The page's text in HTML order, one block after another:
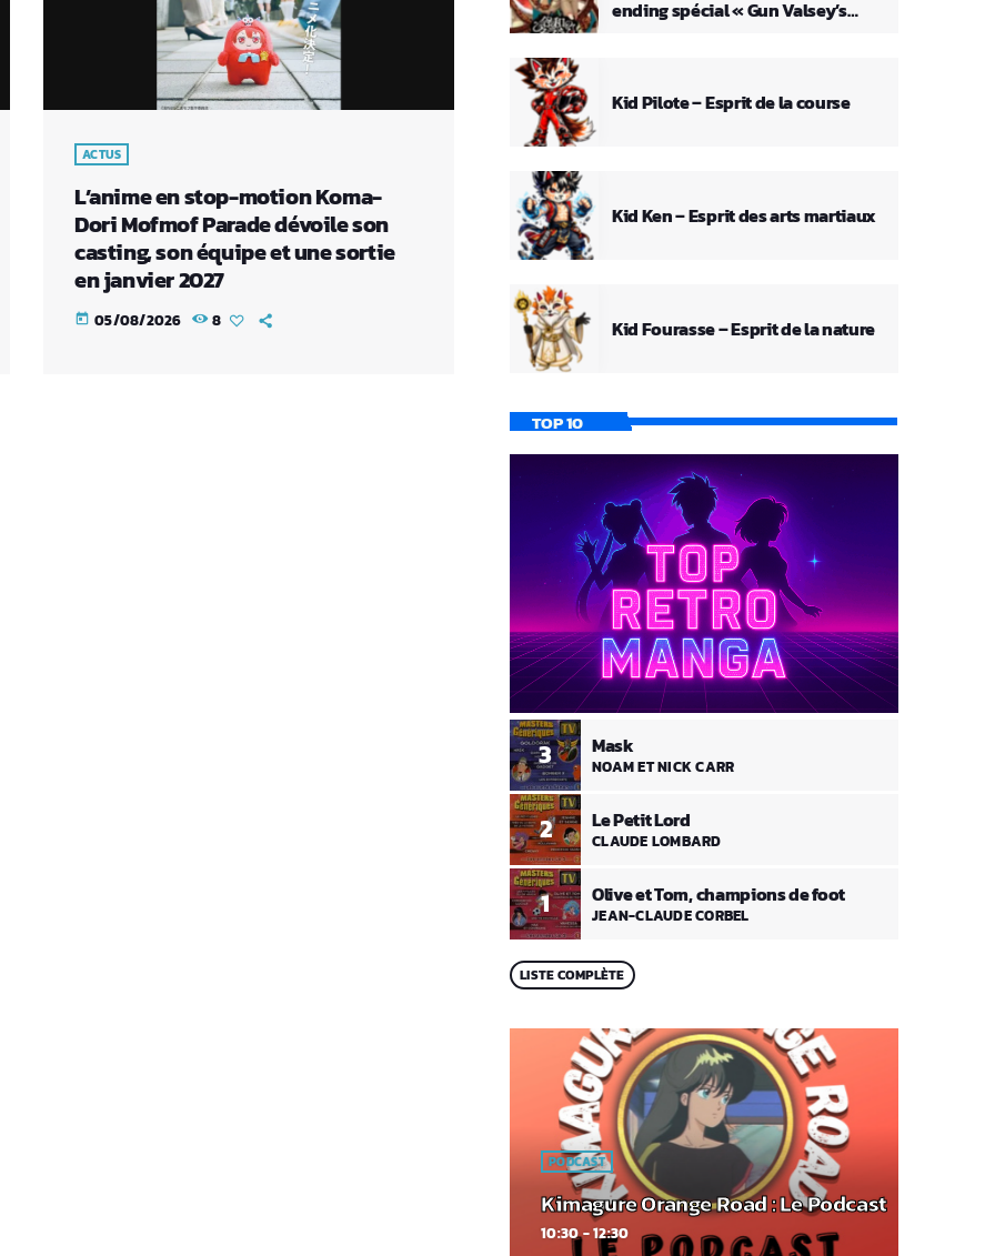
ACTUS
L’anime en stop-motion Koma-
Dori Mofmof Parade dévoile son
casting, son équipe et une sortie
en janvier 2027
today 05/08/2026 8
ending spécial « Gun Valsey’s
Kid Pilote – Esprit de la course
Kid Ken – Esprit des arts martiaux
Kid Fourasse – Esprit de la nature
TOP 10
1 Olive et Tom, champions de foot
JEAN-CLAUDE CORBEL
2 Le Petit Lord
CLAUDE LOMBARD
3 Mask
NOAM ET NICK CARR
LISTE COMPLÈTE
PODCAST
Kimagure Orange Road : Le Podcast
10:30 - 12:30